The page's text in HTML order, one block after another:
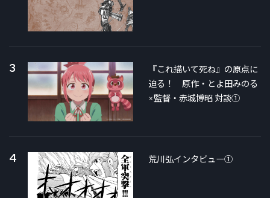
3
『これ描いて死ね』の原点に
迫る！ 原作・とよ田みのる
×監督・赤城博昭 対談①
4 荒川弘インタビュー①